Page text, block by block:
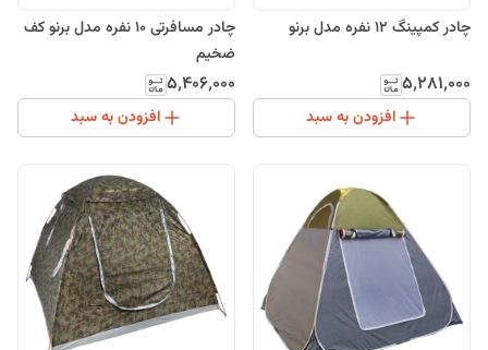
چادر کمپینگ 12 نفره مدل برنو
۵٬۲۸۱٬۰۰۰
افزودن به سبد
چادر مسافرتی 10 نفره مدل برنو کف
ضخیم
۵٬۴۰۶٬۰۰۰
افزودن به سبد